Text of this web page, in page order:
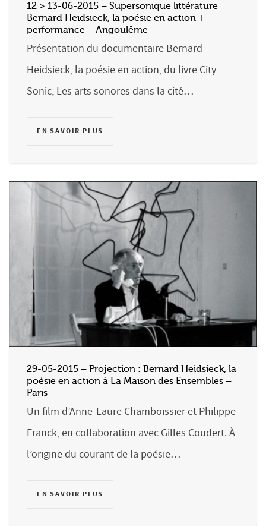
12 > 13-06-2015 – Supersonique littérature
Bernard Heidsieck, la poésie en action +
performance – Angoulême
Présentation du documentaire Bernard
Heidsieck, la poésie en action, du livre City
Sonic, Les arts sonores dans la cité…
EN SAVOIR PLUS
29-05-2015 – Projection : Bernard Heidsieck, la
poésie en action à La Maison des Ensembles –
Paris
Un film d’Anne-Laure Chamboissier et Philippe
Franck, en collaboration avec Gilles Coudert. À
l’origine du courant de la poésie…
EN SAVOIR PLUS